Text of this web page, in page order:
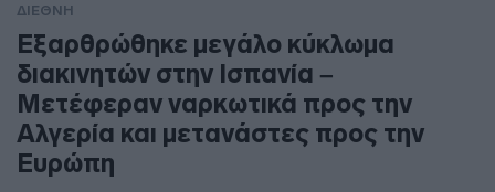
ΔΙΕΘΝΗ
Εξαρθρώθηκε μεγάλο κύκλωμα
διακινητών στην Ισπανία –
Μετέφεραν ναρκωτικά προς την
Αλγερία και μετανάστες προς την
Ευρώπη